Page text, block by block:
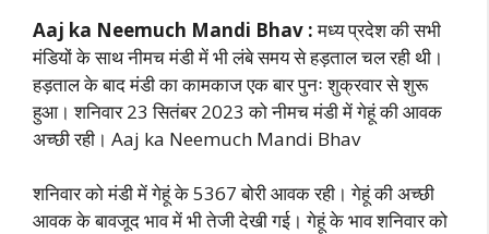
Aaj ka Neemuch Mandi Bhav :मध्य प्रदेश की सभी
मंडियों के साथ नीमच मंडी में भी लंबे समय से हड़ताल चल रही थी।
हड़ताल के बाद मंडी का कामकाज एक बार पुनः शुक्रवार से शुरू
हुआ। शनिवार 23 सितंबर 2023 को नीमच मंडी में गेहूं की आवक
अच्छी रही। Aaj ka Neemuch Mandi Bhav
शनिवार को मंडी में गेहूं के 5367 बोरी आवक रही। गेहूं की अच्छी
आवक के बावजूद भाव में भी तेजी देखी गई। गेहूं के भाव शनिवार को